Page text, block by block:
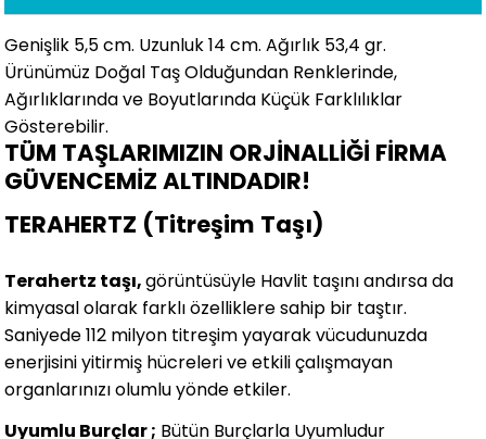
Genişlik 5,5 cm. Uzunluk 14 cm. Ağırlık 53,4 gr.
Ürünümüz Doğal Taş Olduğundan Renklerinde,
Ağırlıklarında ve Boyutlarında Küçük Farklılıklar
Gösterebilir.
TÜM TAŞLARIMIZIN ORJİNALLİĞİ FİRMA
GÜVENCEMİZ ALTINDADIR!
TERAHERTZ (Titreşim Taşı)
Terahertz taşı,görüntüsüyle Havlit taşını andırsa da
kimyasal olarak farklı özelliklere sahip bir taştır.
Saniyede 112 milyon titreşim yayarak vücudunuzda
enerjisini yitirmiş hücreleri ve etkili çalışmayan
organlarınızı olumlu yönde etkiler.
Uyumlu Burçlar ; Bütün Burçlarla Uyumludur